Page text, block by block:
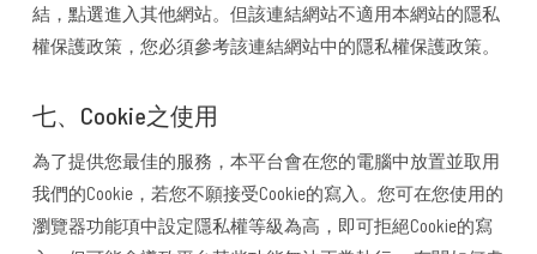
結，點選進入其他網站。但該連結網站不適用本網站的隱私
權保護政策，您必須參考該連結網站中的隱私權保護政策。
七、Cookie之使用
為了提供您最佳的服務，本平台會在您的電腦中放置並取用
我們的Cookie，若您不願接受Cookie的寫入。您可在您使用的
瀏覽器功能項中設定隱私權等級為高，即可拒絕Cookie的寫